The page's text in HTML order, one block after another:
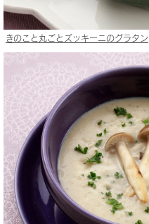
きのこと丸ごとズッキーニのグラタン